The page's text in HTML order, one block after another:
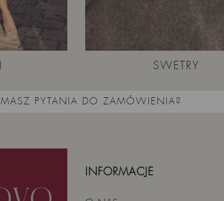
SWETRY
MASZ PYTANIA DO ZAMÓWIENIA?
INFORMACJE